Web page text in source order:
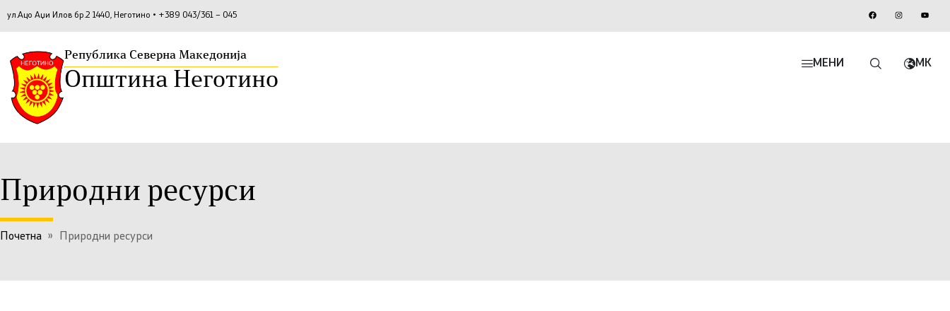
ул.Ацо Аџи Илов бр.2 1440, Неготино • +389 043/361 – 045
Република Северна Македонија
Општина Неготино
МЕНИ MK
Природни ресурси
Почетна » Природни ресурси